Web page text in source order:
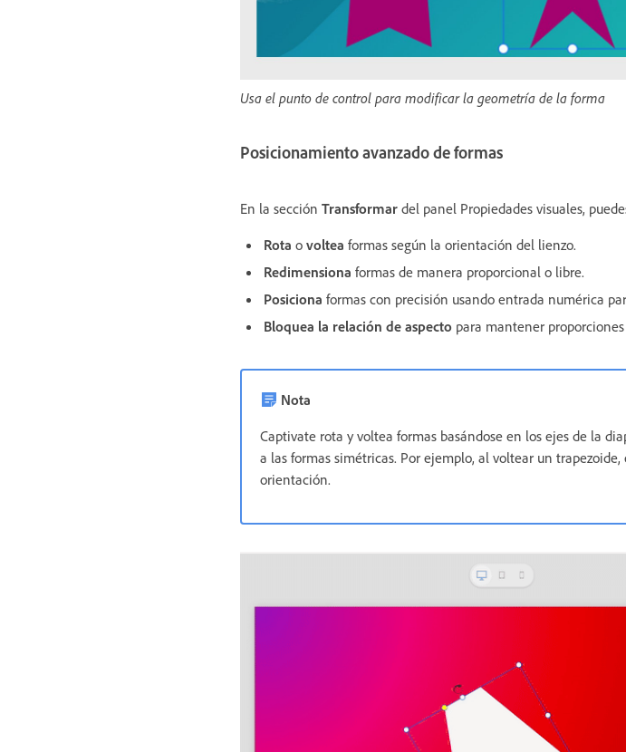
Usa el punto de control para modificar la geometría de la forma
Posicionamiento avanzado de formas
En la sección Transformar del panel Propiedades visuales,
Rota o voltea formas según la orientación del lienzo.
Redimensiona formas de manera proporcional o libre.
Posiciona formas con precisión usando entrada numérica
Bloquea la relación de aspecto para mantener
Nota
Captivate rota y voltea formas basándose en los ejes de la
a las formas simétricas. Por ejemplo, al voltear un
orientación.